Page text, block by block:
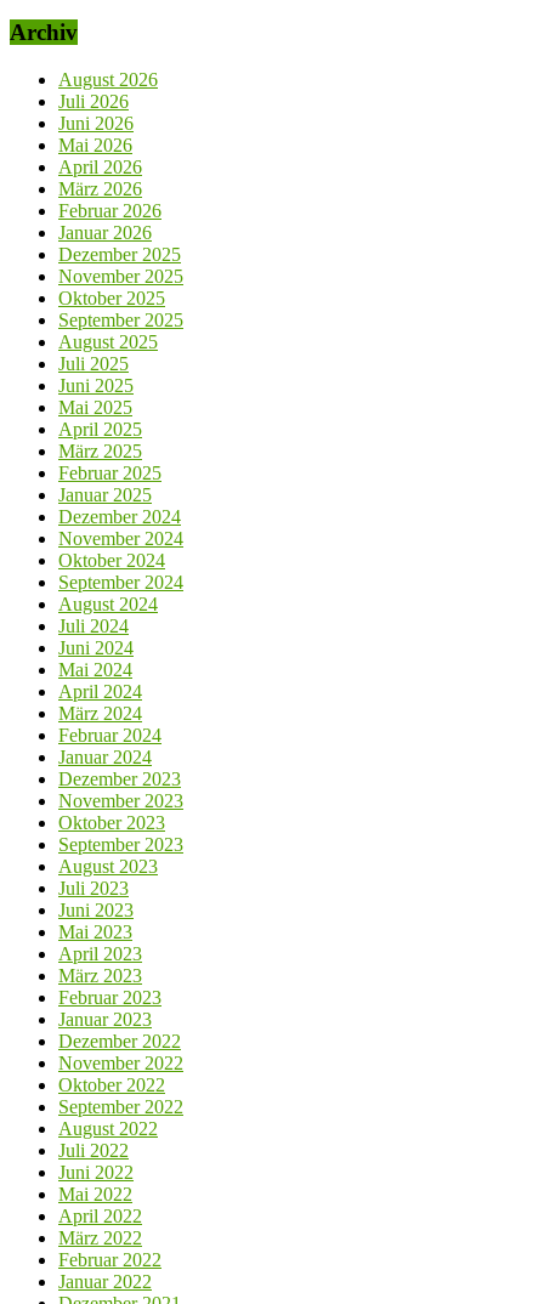
Archiv
August 2026
Juli 2026
Juni 2026
Mai 2026
April 2026
März 2026
Februar 2026
Januar 2026
Dezember 2025
November 2025
Oktober 2025
September 2025
August 2025
Juli 2025
Juni 2025
Mai 2025
April 2025
März 2025
Februar 2025
Januar 2025
Dezember 2024
November 2024
Oktober 2024
September 2024
August 2024
Juli 2024
Juni 2024
Mai 2024
April 2024
März 2024
Februar 2024
Januar 2024
Dezember 2023
November 2023
Oktober 2023
September 2023
August 2023
Juli 2023
Juni 2023
Mai 2023
April 2023
März 2023
Februar 2023
Januar 2023
Dezember 2022
November 2022
Oktober 2022
September 2022
August 2022
Juli 2022
Juni 2022
Mai 2022
April 2022
März 2022
Februar 2022
Januar 2022